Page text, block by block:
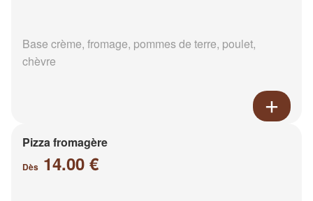
Base crème, fromage, pommes de terre, poulet,
chèvre
Pizza fromagère
Dès 14.00 €